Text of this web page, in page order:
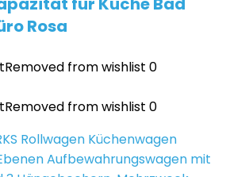
Rosa
Removed from wishlist 0
Removed from wishlist 0